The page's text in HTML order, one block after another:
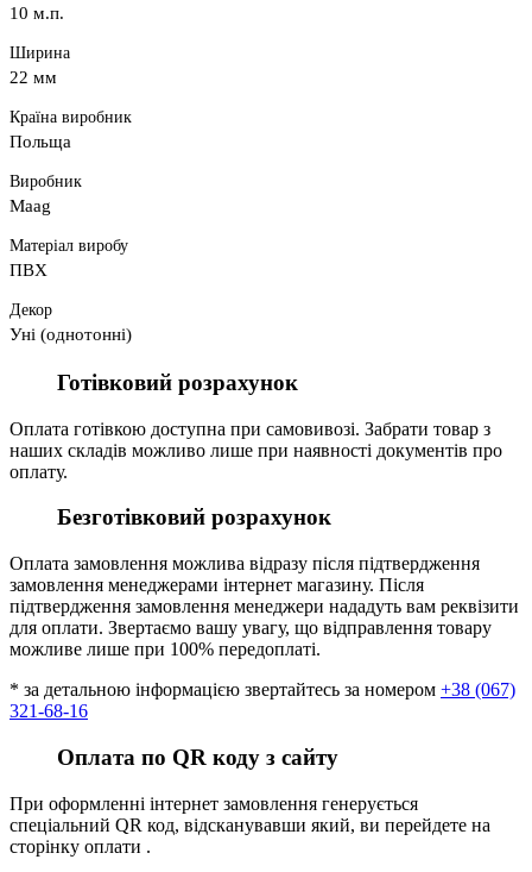
10 м.п.
Ширина
22 мм
Країна виробник
Польща
Виробник
Maag
Матеріал виробу
ПВХ
Декор
Уні (однотонні)
Готівковий розрахунок
Оплата готівкою доступна при самовивозі. Забрати товар з
наших складів можливо лише при наявності документів про
оплату.
Безготівковий розрахунок
Оплата замовлення можлива відразу після підтвердження
замовлення менеджерами інтернет магазину. Після
підтвердження замовлення менеджери нададуть вам реквізити
для оплати. Звертаємо вашу увагу, що відправлення товару
можливе лише при 100% передоплаті.
* за детальною інформацією звертайтесь за номером +38 (067)
321-68-16
Оплата по QR коду з сайту
При оформленні інтернет замовлення генерується
спеціальний QR код, відсканувавши який, ви перейдете на
сторінку оплати .